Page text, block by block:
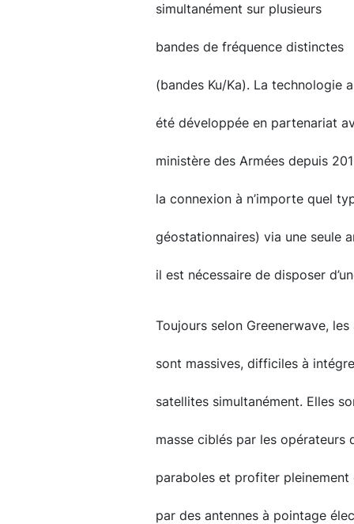
simultanément sur plusieurs
bandes de fréquence distinctes
(bandes Ku/Ka). La technologie a
été développée en partenariat
ministère des Armées depuis
la connexion à n’importe quel
géostationnaires) via une seule
il est nécessaire de disposer
Toujours selon Greenerwave,
sont massives, difficiles à
satellites simultanément. Elles
masse ciblés par les opérateurs
paraboles et profiter
par des antennes à pointage